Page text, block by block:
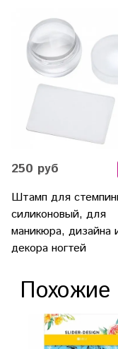
250 руб
Штамп для
силиконовый, для
маникюра, дизайна
декора ногтей
Похожие